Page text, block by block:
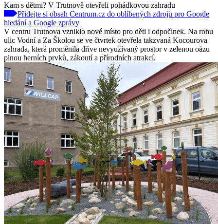
Kam s dětmi? V Trutnově otevřeli pohádkovou zahradu
Přidejte si obsah Centrum.cz do oblíbených zdrojů pro Google
hledání a Google zprávy
V centru Trutnova vzniklo nové místo pro děti i odpočinek. Na rohu
ulic Vodní a Za Školou se ve čtvrtek otevřela takzvaná Kocourova
zahrada, která proměnila dříve nevyužívaný prostor v zelenou oázu
plnou herních prvků, zákoutí a přírodních atrakcí.